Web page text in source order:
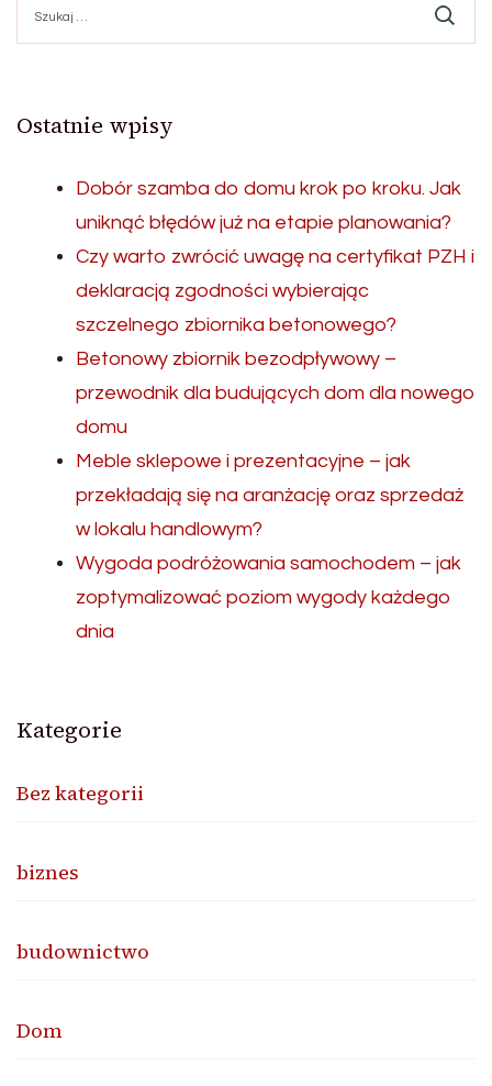
Ostatnie wpisy
Dobór szamba do domu krok po kroku. Jak
uniknąć błędów już na etapie planowania?
Czy warto zwrócić uwagę na certyfikat PZH i
deklaracją zgodności wybierając
szczelnego zbiornika betonowego?
Betonowy zbiornik bezodpływowy –
przewodnik dla budujących dom dla nowego
domu
Meble sklepowe i prezentacyjne – jak
przekładają się na aranżację oraz sprzedaż
w lokalu handlowym?
Wygoda podróżowania samochodem – jak
zoptymalizować poziom wygody każdego
dnia
Kategorie
Bez kategorii
biznes
budownictwo
Dom